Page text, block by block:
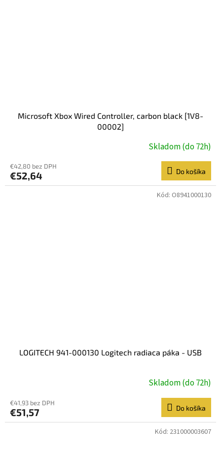
Microsoft Xbox Wired Controller, carbon black [1V8-
00002]
produktu
je
5,0
Skladom (do 72h)
€42,80 bez DPH
€52,64 Do košíka
LOGITECH 941-000130 Logitech radiaca páka - USB
Skladom (do 72h)
€41,93 bez DPH
€51,57 Do košíka
Kód: O8941000130
Kód: 231000003607